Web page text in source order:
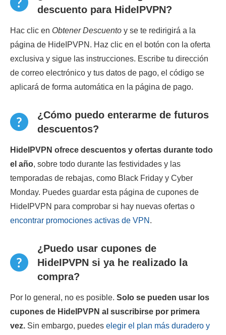
descuento para HideIPVPN?
Hac clic en Obtener Descuento y se te redirigirá a la
página de HideIPVPN. Haz clic en el botón con la oferta
exclusiva y sigue las instrucciones. Escribe tu dirección
de correo electrónico y tus datos de pago, el código se
aplicará de forma automática en la página de pago.
¿Cómo puedo enterarme de futuros
descuentos?
HideIPVPN ofrece descuentos y ofertas durante todo
el año, sobre todo durante las festividades y las
temporadas de rebajas, como Black Friday y Cyber
Monday. Puedes guardar esta página de cupones de
HideIPVPN para comprobar si hay nuevas ofertas o
encontrar promociones activas de VPN .
¿Puedo usar cupones de
HideIPVPN si ya he realizado la
compra?
Por lo general, no es posible. Solo se pueden usar los
cupones de HideIPVPN al suscribirse por primera
vez. Sin embargo, puedes elegir el plan más duradero y